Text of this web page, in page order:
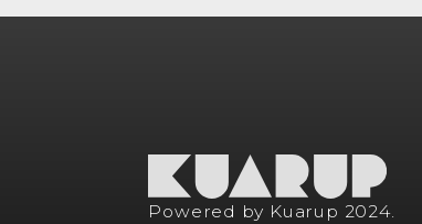
Powered by Kuarup 2024.